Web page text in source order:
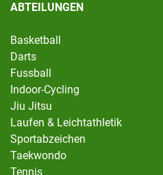
ABTEILUNGEN
Basketball
Darts
Fussball
Indoor-Cycling
Jiu Jitsu
Laufen & Leichtathletik
Sportabzeichen
Taekwondo
Tennis